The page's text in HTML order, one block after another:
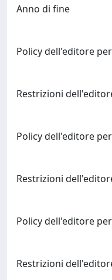
Anno di fine
Policy dell'editore per
Restrizioni
Policy dell'editore per
Restrizioni
Policy dell'editore
Restrizioni